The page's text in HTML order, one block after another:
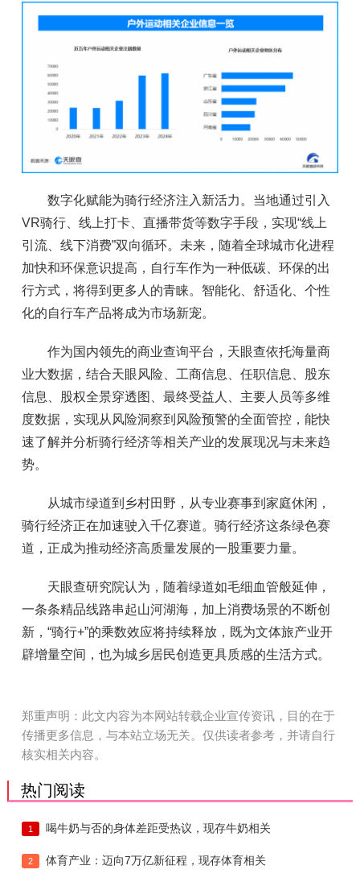
数字化赋能为骑行经济注入新活力。当地通过引入
VR骑行、线上打卡、直播带货等数字手段，实现“线上
引流、线下消费”双向循环。未来，随着全球城市化进程
加快和环保意识提高，自行车作为一种低碳、环保的出
行方式，将得到更多人的青睐。智能化、舒适化、个性
化的自行车产品将成为市场新宠。
作为国内领先的商业查询平台，天眼查依托海量商
业大数据，结合天眼风险、工商信息、任职信息、股东
信息、股权全景穿透图、最终受益人、主要人员等多维
度数据，实现从风险洞察到风险预警的全面管控，能快
速了解并分析骑行经济等相关产业的发展现况与未来趋
势。
从城市绿道到乡村田野，从专业赛事到家庭休闲，
骑行经济正在加速驶入千亿赛道。骑行经济这条绿色赛
道，正成为推动经济高质量发展的一股重要力量。
天眼查研究院认为，随着绿道如毛细血管般延伸，
一条条精品线路串起山河湖海，加上消费场景的不断创
新，“骑行+”的乘数效应将持续释放，既为文体旅产业开
辟增量空间，也为城乡居民创造更具质感的生活方式。
郑重声明：此文内容为本网站转载企业宣传资讯，目的在于
传播更多信息，与本站立场无关。仅供读者参考，并请自行
核实相关内容。
热门阅读
1 喝牛奶与否的身体差距受热议，现存牛奶相关
2 体育产业：迈向7万亿新征程，现存体育相关